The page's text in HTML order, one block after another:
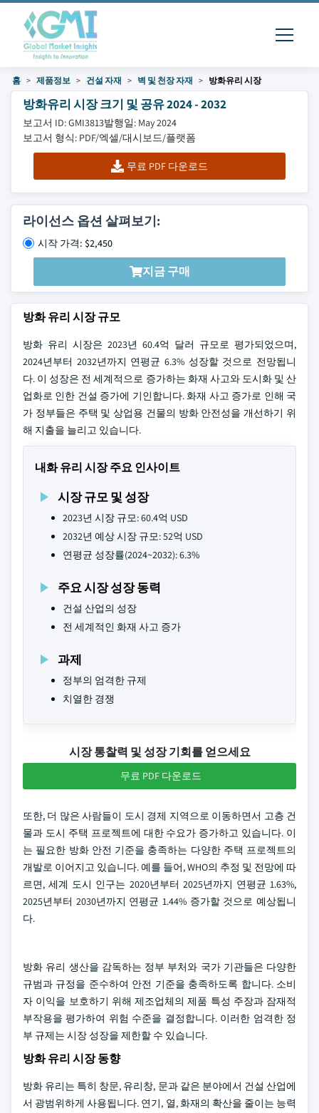
홈 제품정보 건설 자재 벽 및 천장 자재 방화유리 시장
방화유리 시장 크기 및 공유 2024 - 2032
보고서 ID: GMI3813발행일: May 2024
보고서 형식: PDF/엑셀/대시보드/플랫폼
무료 PDF 다운로드
라이선스 옵션 살펴보기:
시작 가격: $2,450
지금 구매
방화 유리 시장 규모
방화 유리 시장은 2023년 60.4억 달러 규모로 평가되었으며,
2024년부터 2032년까지 연평균 6.3% 성장할 것으로 전망됩니
다. 이 성장은 전 세계적으로 증가하는 화재 사고와 도시화 및 산
업화로 인한 건설 증가에 기인합니다. 화재 사고 증가로 인해 국
가 정부들은 주택 및 상업용 건물의 방화 안전성을 개선하기 위
해 지출을 늘리고 있습니다.
내화 유리 시장 주요 인사이트
시장 규모 및 성장
2023년 시장 규모: 60.4억 USD
2032년 예상 시장 규모: 52억 USD
연평균 성장률(2024~2032): 6.3%
주요 시장 성장 동력
건설 산업의 성장
전 세계적인 화재 사고 증가
과제
정부의 엄격한 규제
치열한 경쟁
시장 통찰력 및 성장 기회를 얻으세요
무료 PDF 다운로드
또한, 더 많은 사람들이 도시 경제 지역으로 이동하면서 고층 건
물과 도시 주택 프로젝트에 대한 수요가 증가하고 있습니다. 이
는 필요한 방화 안전 기준을 충족하는 다양한 주택 프로젝트의
개발로 이어지고 있습니다. 예를 들어, WHO의 추정 및 전망에 따
르면, 세계 도시 인구는 2020년부터 2025년까지 연평균 1.63%,
2025년부터 2030년까지 연평균 1.44% 증가할 것으로 예상됩니
다.
방화 유리 생산을 감독하는 정부 부처와 국가 기관들은 다양한
규범과 규정을 준수하여 안전 기준을 충족하도록 합니다. 소비
자 이익을 보호하기 위해 제조업체의 제품 특성 주장과 잠재적
부작용을 평가하여 위험 수준을 결정합니다. 이러한 엄격한 정
부 규제는 시장 성장을 제한할 수 있습니다.
방화 유리 시장 동향
방화 유리는 특히 창문, 유리창, 문과 같은 분야에서 건설 산업에
서 광범위하게 사용됩니다. 연기, 열, 화재의 확산을 줄이는 능력